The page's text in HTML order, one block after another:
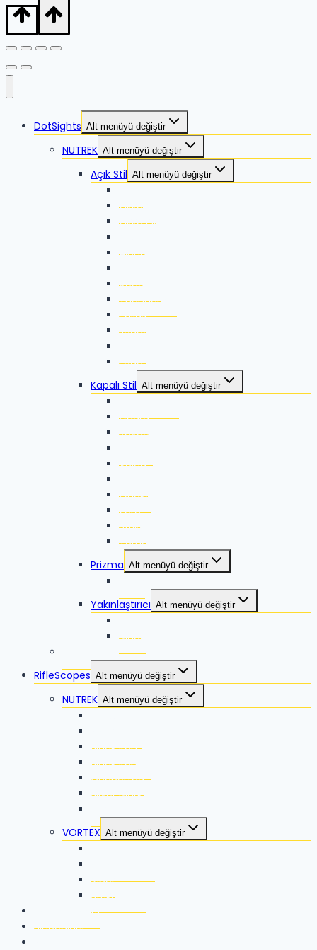
DotSights Alt menüyü değiştir
NUTREK Alt menüyü değiştir
Açık Stil Alt menüyü değiştir
Zikka SE
Zikka Plus
Alpha
Alpha-X
Xeed
Xeed G2
Thunder G2
Pallas
Jaguar
Blade
Edge
Kapalı Stil Alt menüyü değiştir
Guard
Rovac
Ocelot
Volca
Torna
Quake
Zero
Strike
Torna 2
Prizma Alt menüyü değiştir
Yakınlaştırıcı Alt menüyü değiştir
Mago
RifleScopes Alt menüyü değiştir
NUTREK Alt menüyü değiştir
Marksman
Black Iron
Black Iron ES
Coppertag
Silver Mark
Auromac
VORTEX Alt menüyü değiştir
Golden Eagle
Viper
Strike Eagle
RangeFinders
Binoculars
Monoculars